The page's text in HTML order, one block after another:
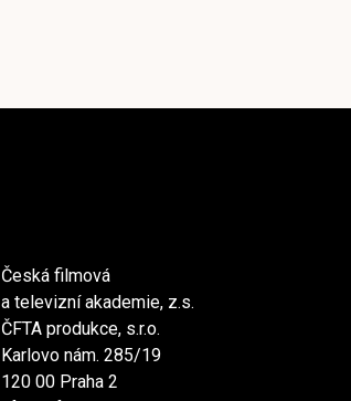
Česká filmová
a televizní akademie, z.s.
ČFTA produkce, s.r.o.
Karlovo nám. 285/19
120 00 Praha 2